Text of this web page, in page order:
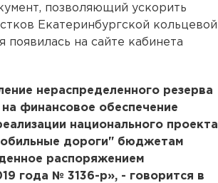
позволяющий ускорить
Екатеринбургской кольцевой
на сайте кабинета
нераспределенного резерва
финансовое обеспечение
национального проекта
дороги" бюджетам
распоряжением
года № 3136-р», - говорится в